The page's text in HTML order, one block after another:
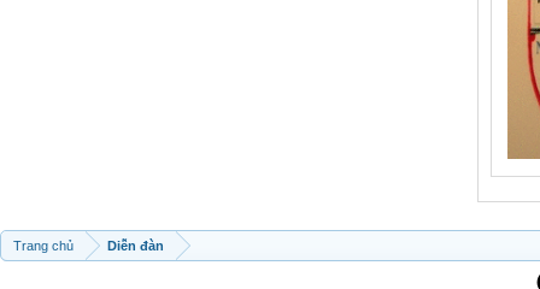
Trang chủ Diễn đàn